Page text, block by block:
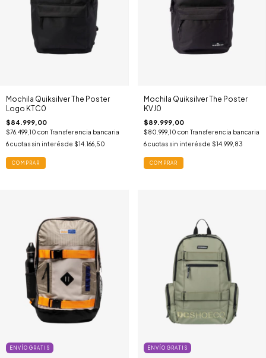
Mochila Quiksilver The Poster
Logo KTC0
$84.999,00
$76.499,10 con Transferencia bancaria
6cuotas sin interés de $14.166,50
COMPRAR
Mochila Quiksilver The Poster
KVJ0
$89.999,00
$80.999,10 con Transferencia bancaria
6 cuotas sin interés de $14.999,83
COMPRAR
ENVÍO GRATIS ENVÍO GRATIS